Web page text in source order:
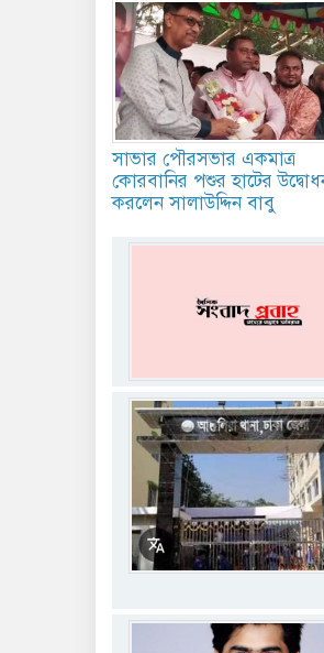
সাভার পৌরসভার একমাত্র
কোরবানির পশুর হাটের
করলেন সালাউদ্দিন বাবু